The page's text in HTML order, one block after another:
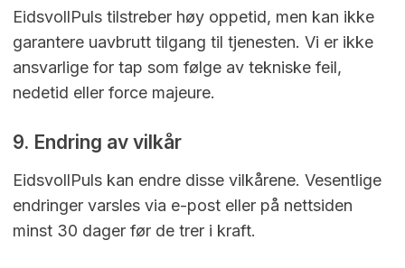
EidsvollPuls tilstreber høy oppetid, men kan ikke
garantere uavbrutt tilgang til tjenesten. Vi er ikke
ansvarlige for tap som følge av tekniske feil,
nedetid eller force majeure.
9. Endring av vilkår
EidsvollPuls kan endre disse vilkårene. Vesentlige
endringer varsles via e-post eller på nettsiden
minst 30 dager før de trer i kraft.